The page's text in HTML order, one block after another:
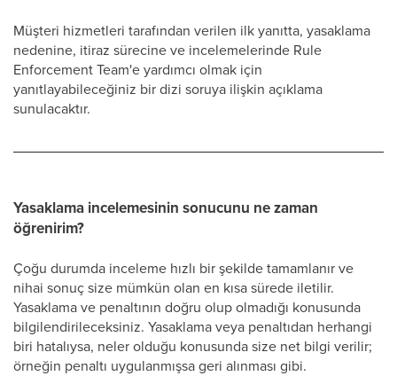
Müşteri hizmetleri tarafından verilen ilk yanıtta, yasaklama
nedenine, itiraz sürecine ve incelemelerinde Rule
Enforcement Team'e yardımcı olmak için
yanıtlayabileceğiniz bir dizi soruya ilişkin açıklama
sunulacaktır.
Yasaklama incelemesinin sonucunu ne zaman
öğrenirim?
Çoğu durumda inceleme hızlı bir şekilde tamamlanır ve
nihai sonuç size mümkün olan en kısa sürede iletilir.
Yasaklama ve penaltının doğru olup olmadığı konusunda
bilgilendirileceksiniz. Yasaklama veya penaltıdan herhangi
biri hatalıysa, neler olduğu konusunda size net bilgi verilir;
örneğin penaltı uygulanmışsa geri alınması gibi.